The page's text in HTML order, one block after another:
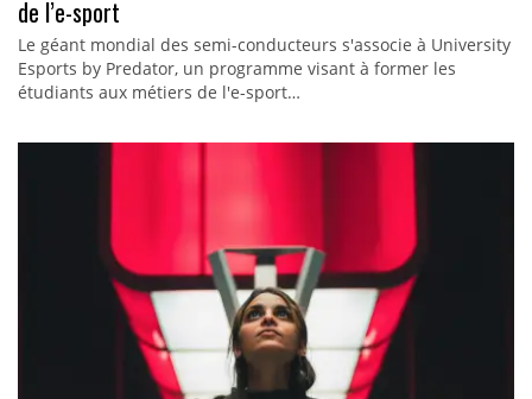
de l’e-sport
Le géant mondial des semi-conducteurs s'associe à University
Esports by Predator, un programme visant à former les
étudiants aux métiers de l'e-sport…